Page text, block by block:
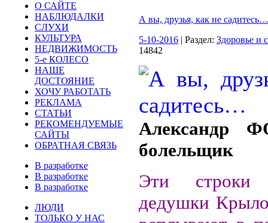
О САЙТЕ
НАБЛЮДАЛКИ
СЛУХИ
КУЛЬТУРА
НЕДВИЖИМОСТЬ
5-е КОЛЕСО
НАШЕ
ДОСТОЯНИЕ
ХОЧУ РАБОТАТЬ
РЕКЛАМА
СТАТЬИ
РЕКОМЕНДУЕМЫЕ
САЙТЫ
ОБРАТНАЯ СВЯЗЬ
В разработке
В разработке
В разработке
ЛЮДИ
ТОЛЬКО У НАС
А вы, друзья, как не садитесь…
5-10-2016 | Раздел: Здоровье и
14842
Александр
болельщик
Эти
дедушки